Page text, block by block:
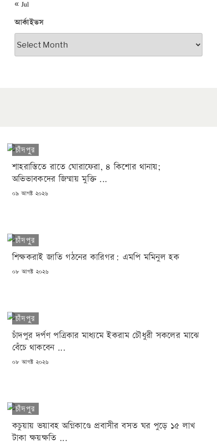
« Jul
আর্কাইভস
আর্কাইভস
চাঁদপুর
শাহরাস্তিতে রাতে ঘোরাফেরা, ৪ কিশোর থানায়;
অভিভাবকদের জিম্মায় মুক্তি ...
POSTED
০৯ আগষ্ট ২০২৬
চাঁদপুর
শিক্ষকরাই জাতি গঠনের কারিগর: এমপি মমিনুল হক
POSTED
০৮ আগষ্ট ২০২৬
চাঁদপুর
চাঁদপুর দর্পণ পত্রিকার মাধ্যমে ইকরাম চৌধুরী সকলের মাঝে
বেঁচে থাকবেন ...
POSTED
০৮ আগষ্ট ২০২৬
চাঁদপুর
কচুয়ায় ভয়াবহ অগ্নিকাণ্ডে প্রবাসীর বসত ঘর পুড়ে ১৫ লাখ
টাকা ক্ষয়ক্ষতি ...